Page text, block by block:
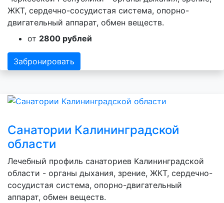
ЖКТ, сердечно-сосудистая система, опорно-
двигательный аппарат, обмен веществ.
от 2800 рублей
Забронировать
Санатории Калининградской
области
Лечебный профиль санаториев Калининградской
области - органы дыхания, зрение, ЖКТ, сердечно-
сосудистая система, опорно-двигательный
аппарат, обмен веществ.